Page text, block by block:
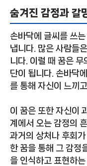
숨겨진 감정과 갈
손바닥에 글씨를 쓰
냅니다. 많은 사람들
니다. 이럴 때 꿈은
단이 됩니다. 손바닥
를 통해 자신이 느끼
이 꿈은 또한 자신이
계에서 오는 감정의
과거의 상처나 후회
한 꿈을 통해 그 감정
을 인식하고 표현하